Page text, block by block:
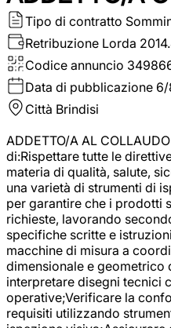
Tipo di contratto
Retribuzione Lorda
Codice annuncio
Data di pubblicazione
Città Brindisi
ADDETTO/A AL
di:Rispettare tutte le
materia di qualità, salute,
una varietà di strumenti di
per garantire che i prodotti
richieste, lavorando
specifiche scritte e
macchine di misura a
dimensionale e
interpretare disegni tecnici
operative;Verificare la
requisiti utilizzando